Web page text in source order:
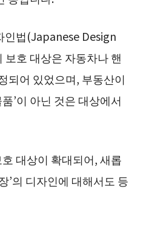
인법(Japanese Design
호 대상은 자동차나 핸
되어 있었으며, 부동산이
’이 아닌 것은 대상에서
대상이 확대되어, 새롭
장’의 디자인에 대해서도 등